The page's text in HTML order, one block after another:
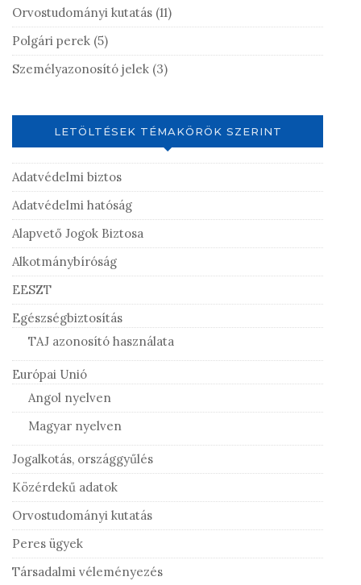
Orvostudományi kutatás (11)
Polgári perek (5)
Személyazonosító jelek (3)
LETÖLTÉSEK TÉMAKÖRÖK SZERINT
Adatvédelmi biztos
Adatvédelmi hatóság
Alapvető Jogok Biztosa
Alkotmánybíróság
EESZT
Egészségbiztosítás
TAJ azonosító használata
Európai Unió
Angol nyelven
Magyar nyelven
Jogalkotás, országgyűlés
Közérdekű adatok
Orvostudományi kutatás
Peres ügyek
Társadalmi véleményezés